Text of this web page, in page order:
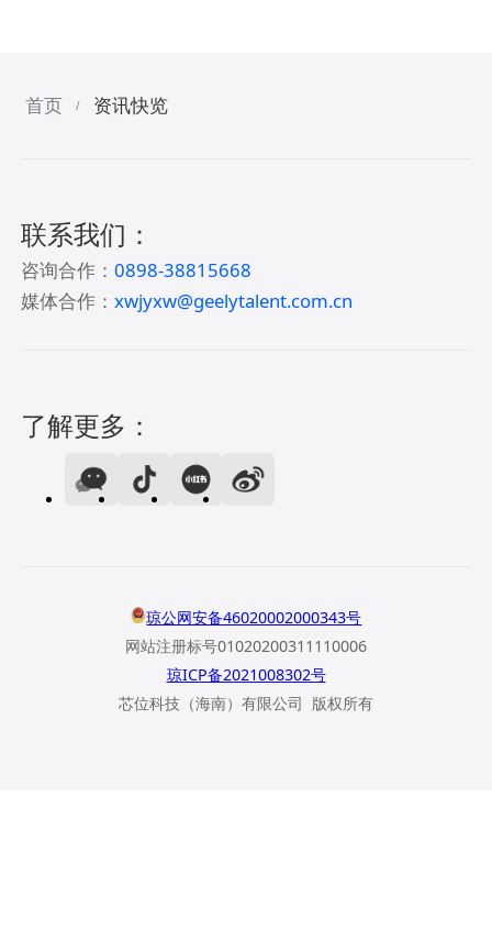
首页 / 资讯快览
联系我们：
咨询合作：0898-38815668
媒体合作：xwjyxw@geelytalent.com.cn
了解更多：
琼公网安备46020002000343号
网站注册标号01020200311110006
琼ICP备2021008302号
芯位科技（海南）有限公司 版权所有